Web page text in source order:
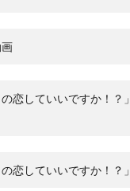
恋していいですか！？
恋していいですか！？